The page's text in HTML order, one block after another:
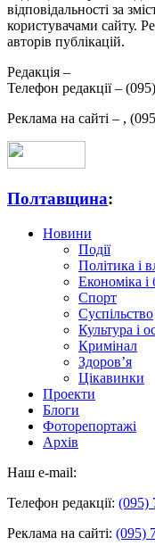
відповідальності за
користувачами сайту.
авторів публікацій.
Редакція –
Телефон редакції –
Реклама на сайті – ,
Полтавщина:
Новини
Події
Політика і
Економіка і
Спорт
Суспільство
Культура і
Кримінал
Здоров’я
Цікавинки
Проекти
Блоги
Фоторепортажі
Архів
Наш e-mail:
Телефон редакції: (095)
Реклама на сайті: (095)